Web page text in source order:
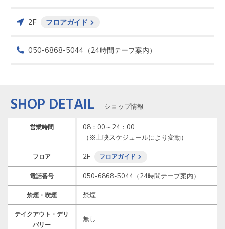
2F フロアガイド
050-6868-5044（24時間テープ案内）
SHOP DETAIL ショップ情報
営業時間
08：00～24：00
（※上映スケジュールにより変動）
フロア 2F フロアガイド
電話番号 050-6868-5044（24時間テープ案内）
禁煙・喫煙 禁煙
テイクアウト・デリ
バリー
無し